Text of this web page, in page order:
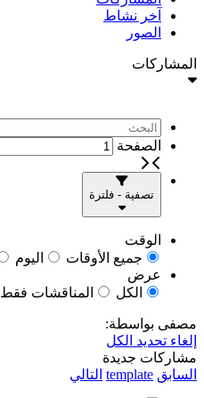
آخر نشاط
الصور
المشاركات
الصفحة
تصفية - فلترة
الوقت
جميع الأوقات
اليوم
عرض
الكل
المناقشات فقط
مصفى بواسطة:
إلغاء تحديد الكل
مشاركات جديدة
السابق template التالي